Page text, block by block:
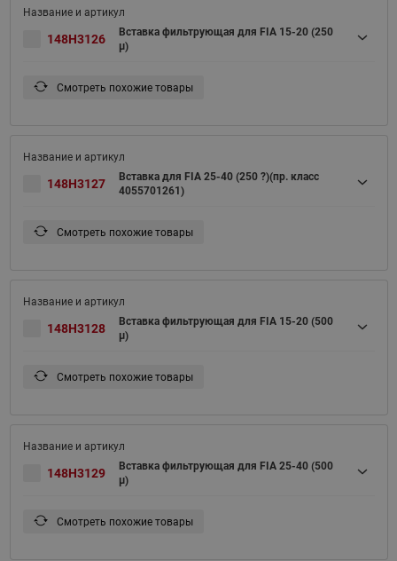
148H3126
Вставка фильтрующая для FIA 15-20 (250
μ)
Смотреть похожие товары
148H3127
Вставка для FIA 25-40 (250 ?)(пр. класс
4055701261)
Смотреть похожие товары
148H3128
Вставка фильтрующая для FIA 15-20 (500
μ)
Смотреть похожие товары
148H3129
Вставка фильтрующая для FIA 25-40 (500
μ)
Смотреть похожие товары